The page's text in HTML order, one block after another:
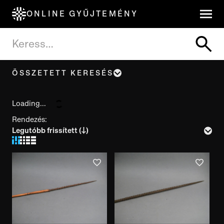
ONLINE GYŰJTEMÉNY
ÖSSZETETT KERESÉS
Leltári szám
Loading...
Rendezés: